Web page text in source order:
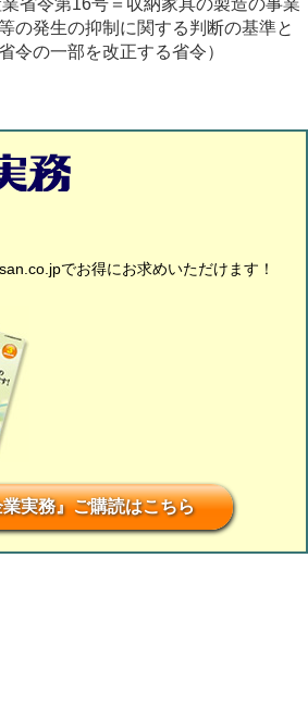
業省令第16号＝収納家具の製造の事業
の発生の抑制に関する判断の基準と
令の一部を改正する省令）
でお得にお求めいただけます！
実務』ご購読はこちら